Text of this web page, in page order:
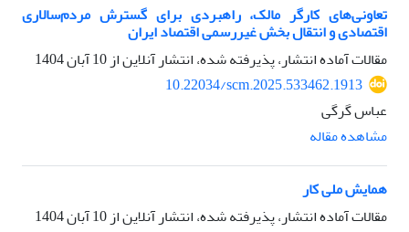
تعاونی‌های کارگر مالک، راهبردی برای گسترش مردم‌سالاری
اقتصادی و انتقال بخش غیررسمی اقتصاد ایران
مقالات آماده انتشار، پذیرفته شده، انتشار آنلاین از10 آبان 1404
10.22034/scm.2025.533462.1913
عباس گرگی
مشاهده مقاله
همایش ملی کار
مقالات آماده انتشار، پذیرفته شده، انتشار آنلاین از10 آبان 1404